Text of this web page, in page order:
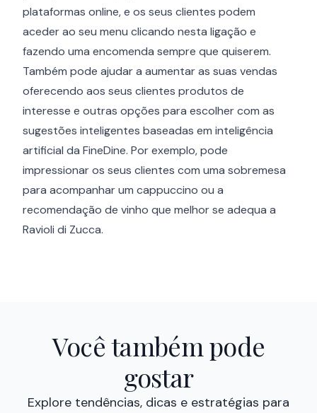
plataformas online, e os seus clientes podem
aceder ao seu menu clicando nesta ligação e
fazendo uma encomenda sempre que quiserem.
Também pode ajudar a aumentar as suas vendas
oferecendo aos seus clientes produtos de
interesse e outras opções para escolher com as
sugestões inteligentes baseadas em inteligência
artificial da FineDine. Por exemplo, pode
impressionar os seus clientes com uma sobremesa
para acompanhar um cappuccino ou a
recomendação de vinho que melhor se adequa a
Ravioli di Zucca.
Você também pode
gostar
Explore tendências, dicas e estratégias para